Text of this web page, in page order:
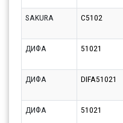
SAKURA
C5102
ДИФА 51021
ДИФА
DIFA51021
ДИФА 51021